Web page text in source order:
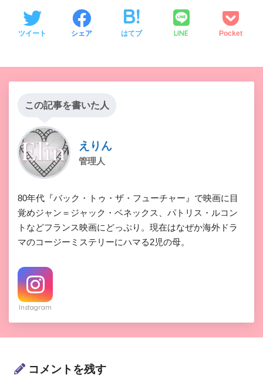
ツイート シェア はてブ LINE Pocket
この記事を書いた人
えりん
管理人
80年代『バック・トゥ・ザ・フューチャー』で映画に目
覚めジャン＝ジャック・ベネックス、パトリス・ルコン
トなどフランス映画にどっぷり。現在はなぜか海外ドラ
マのコージーミステリーにハマる2児の母。
Instagram
コメントを残す